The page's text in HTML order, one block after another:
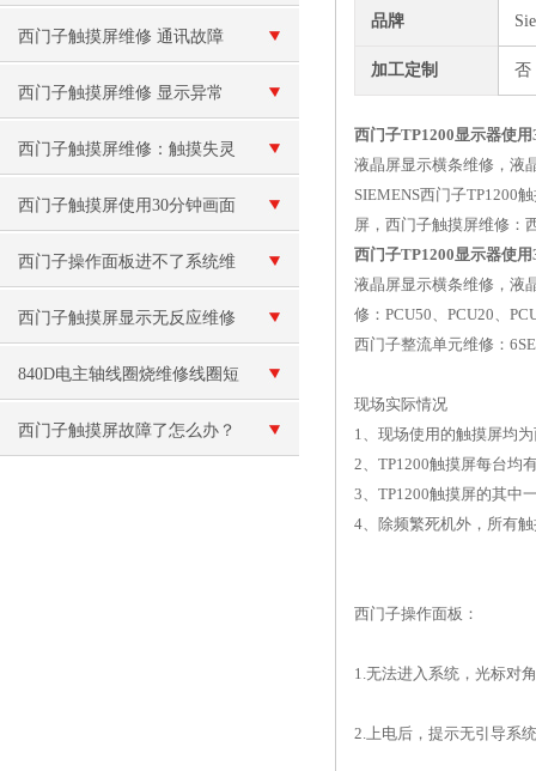
法启动
西门子触摸屏维修 通讯故障
西门子触摸屏维修 显示异常
或花屏
西门子触摸屏维修：触摸失灵
或反应不灵敏
西门子触摸屏使用30分钟画面
就卡死了
西门子操作面板进不了系统维
修
西门子触摸屏显示无反应维修
840D电主轴线圈烧维修线圈短
路
西门子触摸屏故障了怎么办？
品牌
加工定制 否
西门子TP1200显示器使
液晶屏显示横条维修，液
SIEMENS西门子TP1200
屏，西门子触摸屏维修：
西门子TP1200显示器使
液晶屏显示横条维修，液
修：PCU50、PCU20、
西门子整流单元维修：
现场实际情况
1、现场使用的触摸屏均
2、TP1200触摸屏每台均
3、TP1200触摸屏的其中
4、除频繁死机外，所有
西门子操作面板：
1.无法进入系统，光标对
2.上电后，提示无引导系